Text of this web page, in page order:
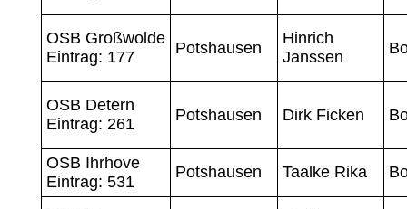
OSB Großwolde
Eintrag: 177
Potshausen
Hinrich
Janssen
OSB Detern
Eintrag: 261
Potshausen Dirk Ficken
OSB Ihrhove
Eintrag: 531
Potshausen Taalke Rika